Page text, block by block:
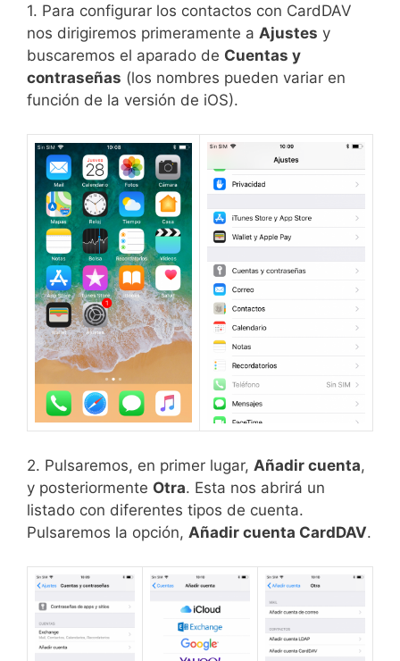
1. Para configurar los contactos con CardDAV
nos dirigiremos primeramente a Ajustes y
buscaremos el aparado de Cuentas y
contraseñas (los nombres pueden variar en
función de la versión de iOS).
2. Pulsaremos, en primer lugar, Añadir cuenta,
y posteriormente Otra. Esta nos abrirá un
listado con diferentes tipos de cuenta.
Pulsaremos la opción, Añadir cuenta CardDAV.